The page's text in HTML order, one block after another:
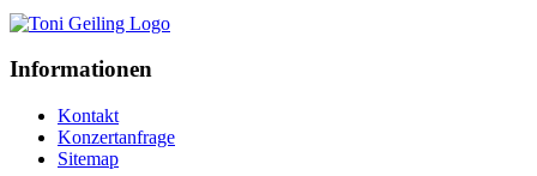
Informationen
Kontakt
Konzertanfrage
Sitemap